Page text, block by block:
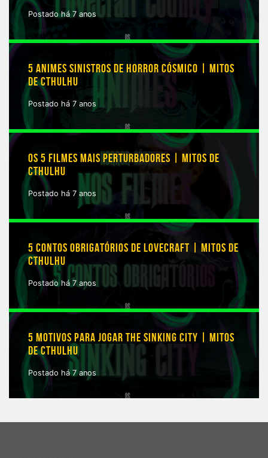
Postado há 7 anos
5 ANIMES SINISTROS DE HORROR CÓSMICO | MITOS
DE CTHULHU
Postado há 7 anos
OS 5 FILMES MAIS PERTURBADORES | MITOS DE
CTHULHU
Postado há 7 anos
5 CONTOS OBRIGATÓRIOS DE LOVECRAFT | MITOS DE
CTHULHU
Postado há 7 anos
5 MOTIVOS PARA JOGAR THE SINKING CITY | MITOS
DE CTHULHU
Postado há 7 anos